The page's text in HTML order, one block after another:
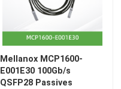
Mellanox MCP1600-
E001E30 100Gb/s
QSFP28 Passives